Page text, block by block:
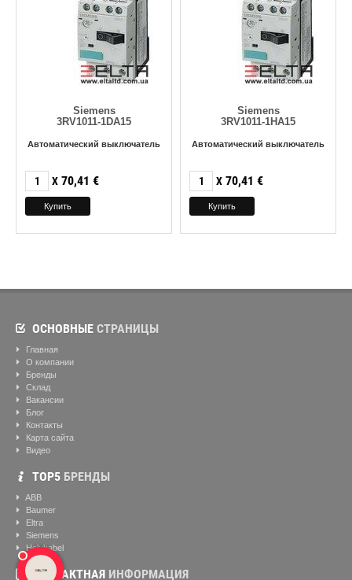
Siemens
3RV1011-1DA15
Автоматический выключатель
X 70,41 €
Siemens
3RV1011-1HA15
Автоматический выключатель
X 70,41 €
ОСНОВНЫЕ СТРАНИЦЫ
Главная
О компании
Бренды
Склад
Вакансии
Блог
Контакты
Карта сайта
Видео
ТОР5 БРЕНДЫ
ABB
Baumer
Eltra
Siemens
Helukabel
КОНТАКТНАЯ ИНФОРМАЦИЯ